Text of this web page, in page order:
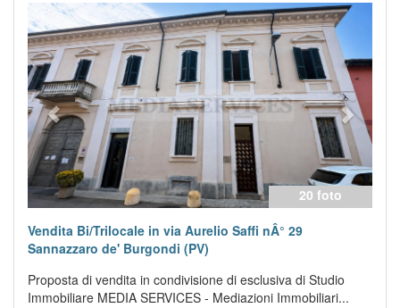
20 foto
Previous Next
Vendita Bi/Trilocale in via Aurelio Saffi nÂ° 29
Sannazzaro de' Burgondi (PV)
Proposta di vendita in condivisione di esclusiva di Studio
Immobiliare MEDIA SERVICES - Mediazioni Immobiliari...